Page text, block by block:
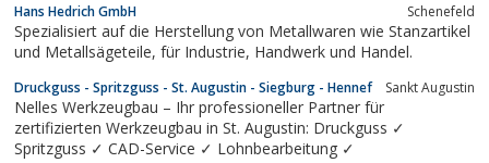
Hans Hedrich GmbH Schenefeld
Spezialisiert auf die Herstellung von Metallwaren wie Stanzartikel
und Metallsägeteile, für Industrie, Handwerk und Handel.
Druckguss - Spritzguss - St. Augustin - Siegburg - Hennef Sankt Augustin
Nelles Werkzeugbau – Ihr professioneller Partner für
zertifizierten Werkzeugbau in St. Augustin: Druckguss ✓
Spritzguss ✓ CAD-Service ✓ Lohnbearbeitung ✓